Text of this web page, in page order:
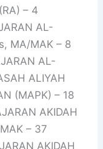
– 4
AL-
MA/MAK – 8
AL-
ALIYAH
(MAPK) – 18
AKIDAH
– 37
AKIDAH